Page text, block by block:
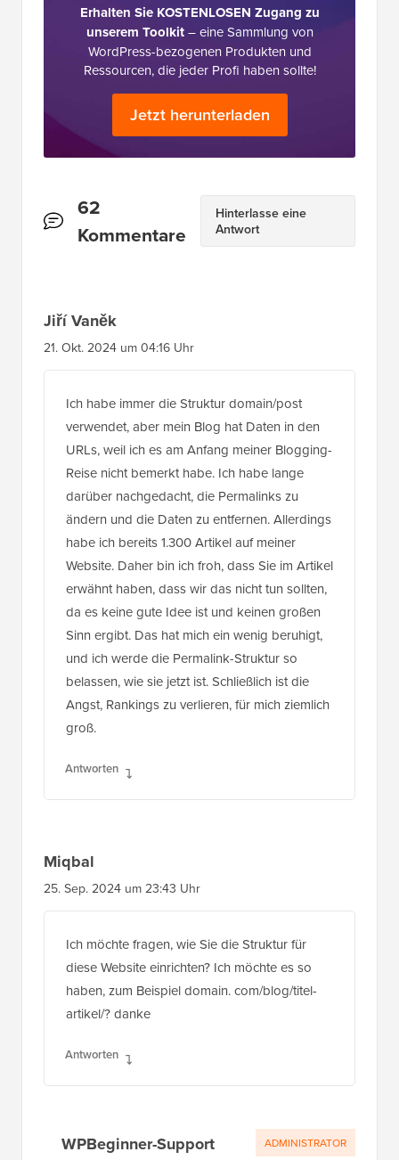
Erhalten Sie KOSTENLOSEN Zugang zu
unserem Toolkit– eine Sammlung von
WordPress-bezogenen Produkten und
Ressourcen, die jeder Profi haben sollte!
Jetzt herunterladen
Leserinteraktionen
62
Kommentare
Hinterlasse eine
Antwort
Jiří Vaněk
21. Okt. 2024 um 04:16 Uhr
Ich habe immer die Struktur domain/post
verwendet, aber mein Blog hat Daten in den
URLs, weil ich es am Anfang meiner Blogging-
Reise nicht bemerkt habe. Ich habe lange
darüber nachgedacht, die Permalinks zu
ändern und die Daten zu entfernen. Allerdings
habe ich bereits 1.300 Artikel auf meiner
Website. Daher bin ich froh, dass Sie im Artikel
erwähnt haben, dass wir das nicht tun sollten,
da es keine gute Idee ist und keinen großen
Sinn ergibt. Das hat mich ein wenig beruhigt,
und ich werde die Permalink-Struktur so
belassen, wie sie jetzt ist. Schließlich ist die
Angst, Rankings zu verlieren, für mich ziemlich
groß.
Antworten
Miqbal
25. Sep. 2024 um 23:43 Uhr
Ich möchte fragen, wie Sie die Struktur für
diese Website einrichten? Ich möchte es so
haben, zum Beispiel domain. com/blog/titel-
artikel/? danke
Antworten
WPBeginner-Support ADMINISTRATOR